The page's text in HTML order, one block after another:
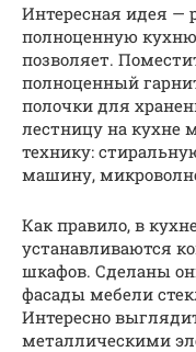
Интересная идея —
полноценную
позволяет.
полноценный
полочки для
лестницу на кухне
технику:
машину,
Как правило, в
устанавливаются
шкафов. Сделаны
фасады мебели
Интересно
металлическими